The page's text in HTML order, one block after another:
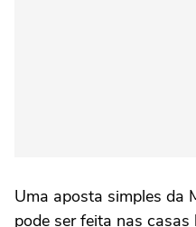
Uma aposta simples da
pode ser feita nas casas